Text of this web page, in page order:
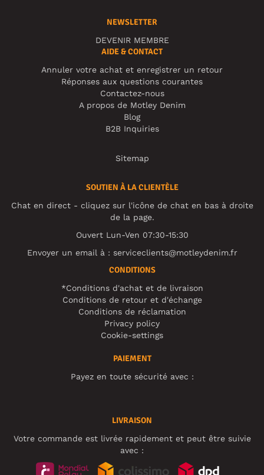
NEWSLETTER
DEVENIR MEMBRE
AIDE & CONTACT
Annuler votre achat et enregistrer un retour
Réponses aux questions courantes
Contactez-nous
A propos de Motley Denim
Blog
B2B Inquiries
Sitemap
SOUTIEN À LA CLIENTÈLE
Chat en direct - cliquez sur l'icône de chat en bas à droite
de la page.
Ouvert Lun-Ven 07:30-15:30
Envoyer un email à : serviceclients@motleydenim.fr
CONDITIONS
*Conditions d'achat et de livraison
Conditions de retour et d'échange
Conditions de réclamation
Privacy policy
Cookie-settings
PAIEMENT
Payez en toute sécurité avec :
LIVRAISON
Votre commande est livrée rapidement et peut être suivie
avec :